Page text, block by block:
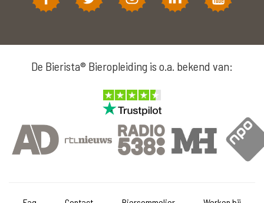
De Bierista® Bieropleiding is o.a. bekend van: